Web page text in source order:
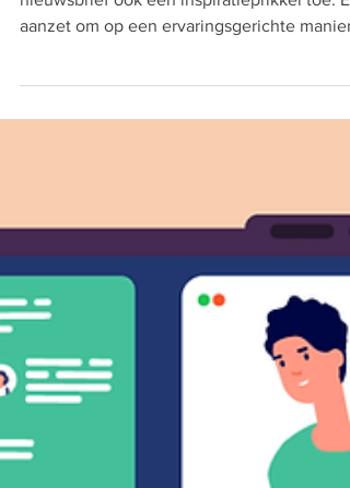
aanzet om op een ervaringsgerichte manier